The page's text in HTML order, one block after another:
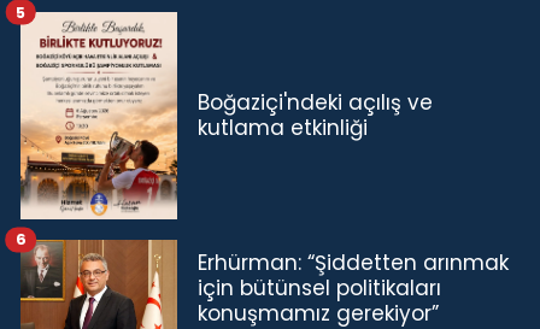
Boğaziçi'ndeki açılış ve
kutlama etkinliği
5
Erhürman: “Şiddetten arınmak
için bütünsel politikaları
konuşmamız gerekiyor”
6